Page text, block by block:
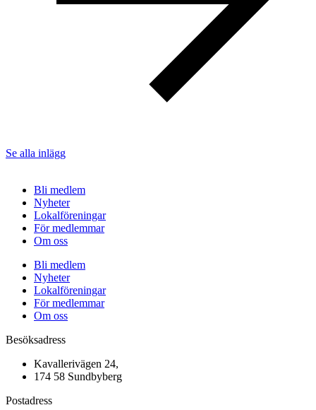
Se alla inlägg
Bli medlem
Nyheter
Lokalföreningar
För medlemmar
Om oss
Bli medlem
Nyheter
Lokalföreningar
För medlemmar
Om oss
Besöksadress
Kavallerivägen 24,
174 58 Sundbyberg
Postadress